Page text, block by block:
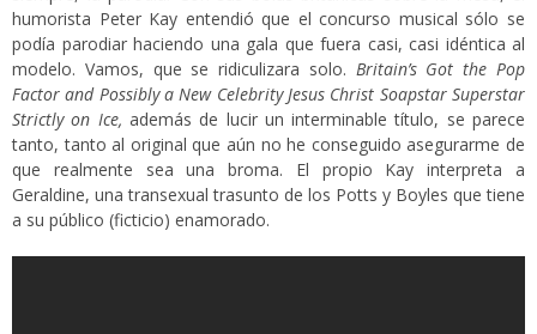
humorista Peter Kay entendió que el concurso musical sólo se
podía parodiar haciendo una gala que fuera casi, casi idéntica al
modelo. Vamos, que se ridiculizara solo. Britain’s Got the Pop
Factor and Possibly a New Celebrity Jesus Christ Soapstar Superstar
Strictly on Ice, además de lucir un interminable título, se parece
tanto, tanto al original que aún no he conseguido asegurarme de
que realmente sea una broma. El propio Kay interpreta a
Geraldine, una transexual trasunto de los Potts y Boyles que tiene
a su público (ficticio) enamorado.